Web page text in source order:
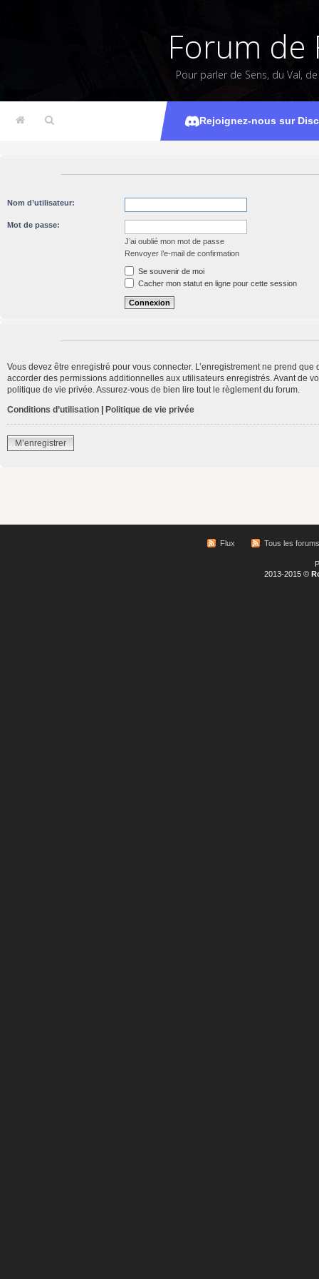
Forum de
Pour parler de Sens, du Val,
Rejoignez-nous sur
Nom d’utilisateur:
Mot de passe:
J’ai oublié mon mot de passe
Renvoyer l’e-mail de confirmation
Se souvenir de moi
Cacher mon statut en ligne pour cette session
Vous devez être enregistré pour vous connecter. L’enregistrement ne prend
accorder des permissions additionnelles aux utilisateurs enregistrés. Avant de
politique de vie privée. Assurez-vous de bien lire tout le règlement du forum.
Conditions d’utilisation
Politique de vie privée
M’enregistrer
Flux Tous les forums
2013-2015 ©